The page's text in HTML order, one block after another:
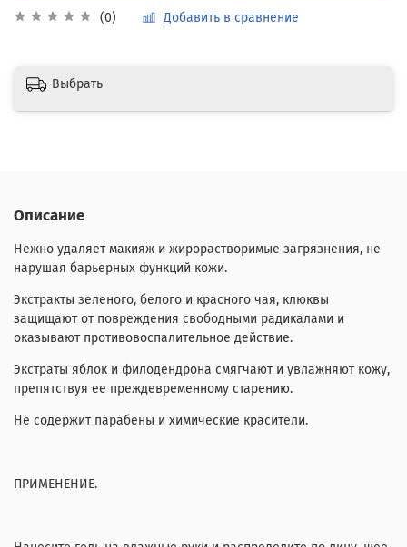
(0) Добавить в сравнение
Выбрать
Описание
Нежно удаляет макияж и жирорастворимые загрязнения, не
нарушая барьерных функций кожи.
Экстракты зеленого, белого и красного чая, клюквы
защищают от повреждения свободными радикалами и
оказывают противовоспалительное действие.
Экстраты яблок и филодендрона смягчают и увлажняют кожу,
препятствуя ее преждевременному старению.
Не содержит парабены и химические красители.
ПРИМЕНЕНИЕ.